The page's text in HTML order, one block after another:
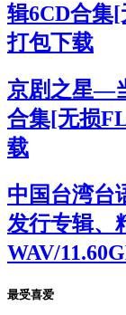
辑6CD合集
打包下载
京剧之星—
合集[无损
载
中国台湾台
发行专辑、
WAV/
最受喜爱